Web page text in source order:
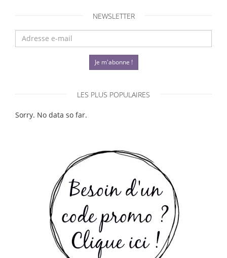
NEWSLETTER
Je m'abonne !
LES PLUS POPULAIRES
Sorry. No data so far.